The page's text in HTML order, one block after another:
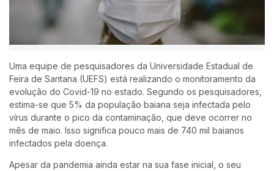
Uma equipe de pesquisadores da Universidade Estadual de
Feira de Santana (UEFS) está realizando o monitoramento da
evolução do Covid-19 no estado. Segundo os pesquisadores,
estima-se que 5% da população baiana seja infectada pelo
vírus durante o pico da contaminação, que deve ocorrer no
mês de maio. Isso significa pouco mais de 740 mil baianos
infectados pela doença.
Apesar da pandemia ainda estar na sua fase inicial, o seu